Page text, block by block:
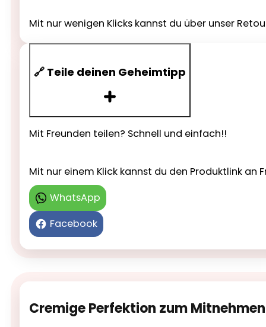
Mit nur wenigen Klicks kannst du über unser
🔗 Teile deinen Geheimtipp
Mit Freunden teilen? Schnell und einfach!!
Mit nur einem Klick kannst du den Produktlink an
WhatsApp
Facebook
Cremige Perfektion zum